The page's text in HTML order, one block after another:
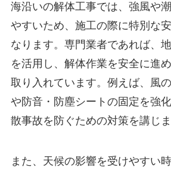
海沿いの解体工事では、強風や
やすいため、施工の際に特別な
なります。専門業者であれば、
を活用し、解体作業を安全に進
取り入れています。例えば、風
や防音・防塵シートの固定を強
散事故を防ぐための対策を講じま
また、天候の影響を受けやすい